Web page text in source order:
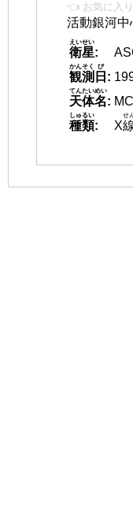
👈 お気に入
活動銀河中
衛星
えいせい
:
観測
かんそく
日
び
:
天体名
てんたいめい
:
種類
しゅるい
: X
せ